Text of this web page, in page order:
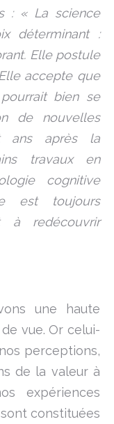
: « La science
déterminant :
Elle postule
accepte que
bien se
de nouvelles
ans après la
travaux en
cognitive
est toujours
à redécouvrir
une haute
vue. Or celui-
perceptions,
de la valeur à
expériences
constituées